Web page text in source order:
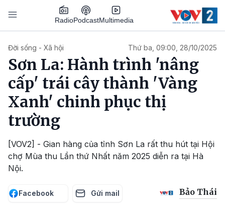
Nhảy đến nội dung
RadioPodcastMultimedia
Đời sống - Xã hội Thứ ba, 09:00, 28/10/2025
Sơn La: Hành trình 'nâng
cấp' trái cây thành 'Vàng
Xanh' chinh phục thị
trường
[VOV2] - Gian hàng của tỉnh Sơn La rất thu hút tại Hội
chợ Mùa thu Lần thứ Nhất năm 2025 diễn ra tại Hà
Nội.
Facebook Gửi mail Bảo Thái